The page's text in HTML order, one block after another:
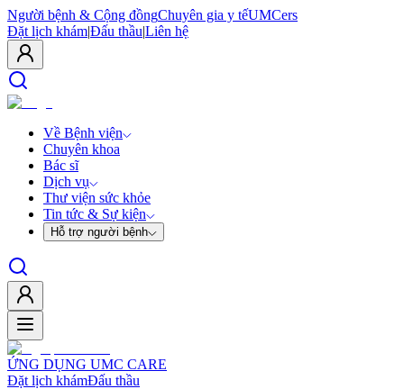
Người bệnh & Cộng đồngChuyên gia y tếUMCers
Đặt lịch khám|Đấu thầu|Liên hệ
Về Bệnh viện
Chuyên khoa
Bác sĩ
Dịch vụ
Thư viện sức khỏe
Tin tức & Sự kiện
Hỗ trợ người bệnh
ỨNG DỤNG UMC CARE
Đặt lịch khámĐấu thầu